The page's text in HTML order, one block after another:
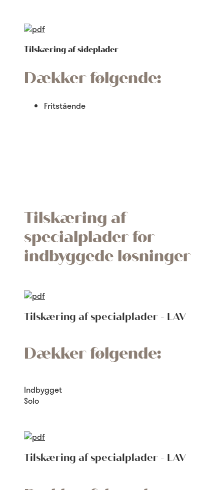
Tilskæring af sideplader
Dækker følgende:
Fritstående
Tilskæring af
specialplader for
indbyggede løsninger
Tilskæring af specialplader - LAV
Dækker følgende:
Indbygget
Solo
Tilskæring af specialplader - LAV